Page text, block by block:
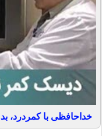
خداحافظی با کمردرد،